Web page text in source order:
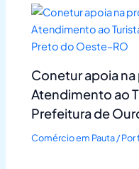
Conetur apoia
Atendimento ao
Prefeitura de
Comércio em Pauta/ Por